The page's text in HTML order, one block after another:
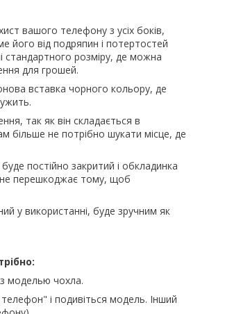
вашого телефону з усіх боків,
його від подряпин і потертостей
стандартного розміру, де можна
для грошей.
вставка чорного кольору, де
так як він складається в
більше не потрібно шукати місце, де
постійно закритий і обкладинка
не перешкоджає тому, щоб
у використанні, буде зручним як
моделью чохла.
і подивіться модель. Інший